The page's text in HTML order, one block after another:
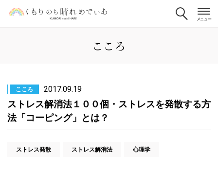
こころ
こころ 2017.09.19
ストレス解消法１００個・ストレスを発散する方
法「コーピング」とは？
ストレス発散 ストレス解消法 心理学